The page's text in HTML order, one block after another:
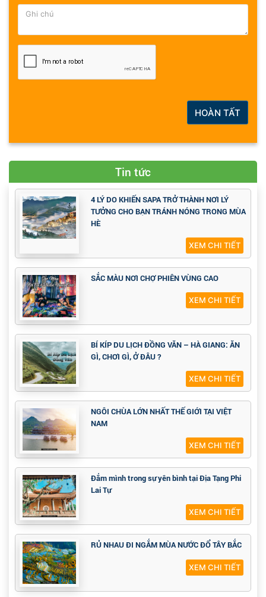
HOÀN TẤT
Tin tức
4 LÝ DO KHIẾN SAPA TRỞ THÀNH NƠI LÝ
TƯỞNG CHO BẠN TRÁNH NÓNG TRONG MÙA
HÈ
XEM CHI TIẾT
SẮC MÀU NƠI CHỢ PHIÊN VÙNG CAO
XEM CHI TIẾT
BÍ KÍP DU LỊCH ĐỒNG VĂN – HÀ GIANG: ĂN
GÌ, CHƠI GÌ, Ở ĐÂU ?
XEM CHI TIẾT
NGÔI CHÙA LỚN NHẤT THẾ GIỚI TẠI VIỆT
NAM
XEM CHI TIẾT
Đắm mình trong sự yên bình tại Địa Tạng Phi
Lai Tự
XEM CHI TIẾT
RỦ NHAU ĐI NGẮM MÙA NƯỚC ĐỔ TÂY BẮC
XEM CHI TIẾT